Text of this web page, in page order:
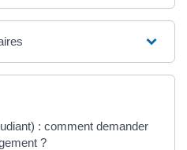
: comment demander
?